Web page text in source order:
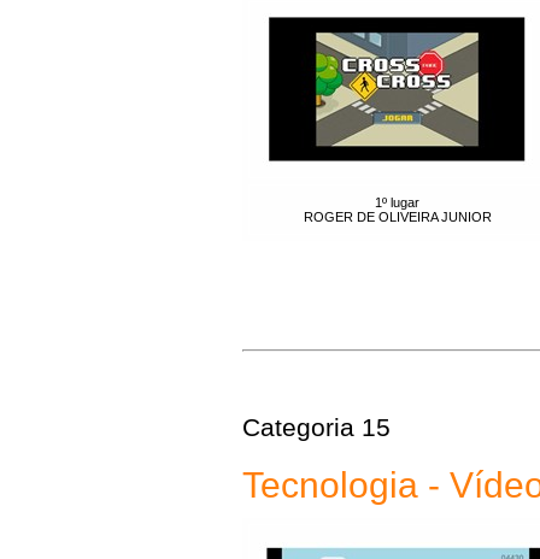
1º lugar
ROGER DE OLIVEIRA JUNIOR
Categoria 15
Tecnologia -